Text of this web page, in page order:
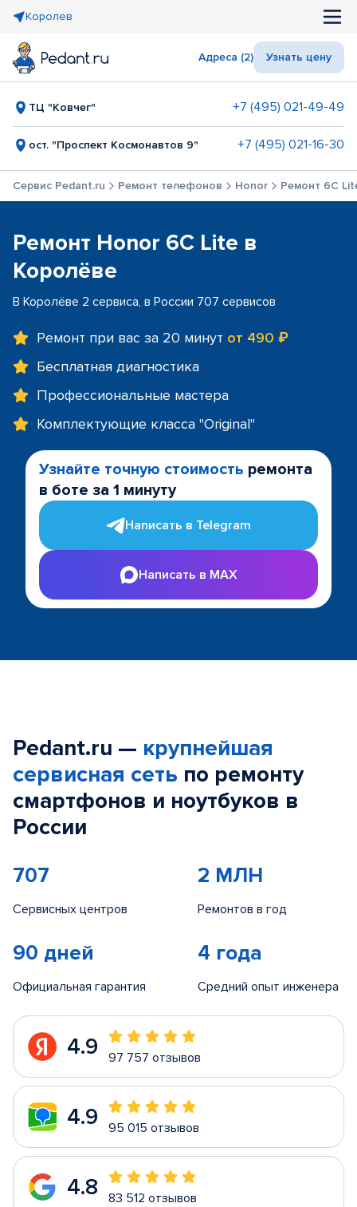
Королев
Адреса (2) Узнать цену
ТЦ "Ковчег" +7 (495) 021-49-49
ост. "Проспект Космонавтов 9" +7 (495) 021-16-30
Сервис Pedant.ru Ремонт телефонов Honor Ремонт 6C
Ремонт Honor 6C Lite в
Королёве
В Королёве 2 сервиса, в России 707 сервисов
Ремонт при вас за 20 минут от 490 ₽
Бесплатная диагностика
Профессиональные мастера
Комплектующие класса "Original"
Узнайте точную стоимость ремонта
в боте за 1 минуту
Написать в Telegram
Написать в MAX
Pedant.ru — крупнейшая
сервисная сеть по ремонту
смартфонов и ноутбуков в
России
707
Сервисных центров
2 МЛН
Ремонтов в год
90 дней
Официальная гарантия
4 года
Средний опыт инженера
4.9 97 757 отзывов
4.9 95 015 отзывов
4.8 83 512 отзывов